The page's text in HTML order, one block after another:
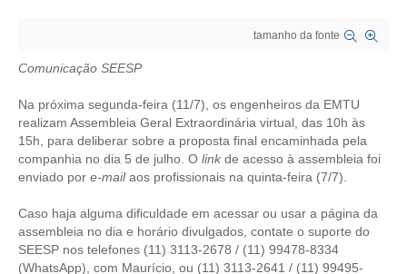
HISTÓRICO E ATUAÇÃO
COMPOSIÇÃO
PERSONALIDADES DA TECNOLOGIA
NÚCLEO DA MULHER ENGENHEIRA
tamanho da fonte
Comunicação SEESP
Na próxima segunda-feira (11/7), os engenheiros da EMTU
realizam Assembleia Geral Extraordinária virtual, das 10h às
15h, para deliberar sobre a proposta final encaminhada pela
companhia no dia 5 de julho. O link de acesso à assembleia foi
enviado por e-mailaos profissionais na quinta-feira (7/7).
Caso haja alguma dificuldade em acessar ou usar a página da
assembleia no dia e horário divulgados, contate o suporte do
SEESP nos telefones (11) 3113-2678 / (11) 99478-8334
(WhatsApp), com Maurício, ou (11) 3113-2641 / (11) 99495-